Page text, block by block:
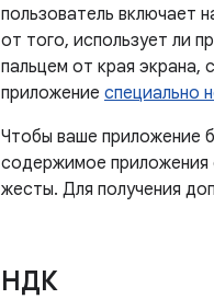
пользователь включает
от того, использует ли
пальцем от края экрана,
приложение специально
Чтобы ваше приложение
содержимое
жесты. Для получения
НДК